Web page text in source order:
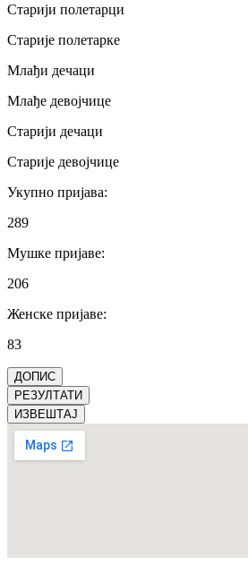
Старији полетарци
Старије полетарке
Млађи дечаци
Млађе девојчице
Старији дечаци
Старије девојчице
Укупно пријава:
289
Мушке пријаве:
206
Женске пријаве:
83
ДОПИС
РЕЗУЛТАТИ
ИЗВЕШТАЈ